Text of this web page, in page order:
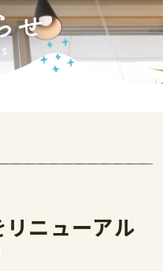
ニューアル